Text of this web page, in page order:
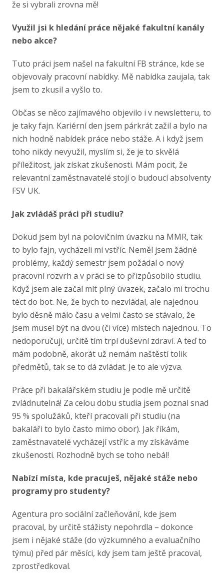
že si vybrali zrovna mě!
Využil jsi k hledání práce nějaké fakultní kanály
nebo akce?
Tuto práci jsem našel na fakultní FB stránce, kde se
objevovaly pracovní nabídky. Mě nabídka zaujala, tak
jsem to zkusil a vyšlo to.
Občas se něco zajímavého objevilo i v newsletteru, to
je taky fajn. Kariérní den jsem párkrát zažil a bylo na
nich hodně nabídek práce nebo stáže. A i když jsem
toho nikdy nevyužil, myslím si, že je to skvělá
příležitost, jak získat zkušenosti. Mám pocit, že
relevantní zaměstnavatelé stojí o budoucí absolventy
FSV UK.
Jak zvládáš práci při studiu?
Dokud jsem byl na polovičním úvazku na MMR, tak
to bylo fajn, vycházeli mi vstříc. Neměl jsem žádné
problémy, každý semestr jsem požádal o nový
pracovní rozvrh a v práci se to přizpůsobilo studiu.
Když jsem ale začal mít plný úvazek, začalo mi trochu
téct do bot. Ne, že bych to nezvládal, ale najednou
bylo děsně málo času a velmi často se stávalo, že
jsem musel být na dvou (či více) místech najednou. To
nedoporučuji, určitě tím trpí duševní zdraví. A teď to
mám podobně, akorát už nemám naštěstí tolik
předmětů, tak se to dá zvládat. Je to ale výzva.
Práce při bakalářském studiu je podle mě určitě
zvládnutelná! Za celou dobu studia jsem poznal snad
95 % spolužáků, kteří pracovali při studiu (na
bakaláři to bylo často mimo obor). Jak říkám,
zaměstnavatelé vycházejí vstříc a my získáváme
zkušenosti. Rozhodně bych se toho nebál!
Nabízí místa, kde pracuješ, nějaké stáže nebo
programy pro studenty?
Agentura pro sociální začleňování, kde jsem
pracoval, by určitě stážisty nepohrdla – dokonce
jsem i nějaké stáže (do výzkumného a evaluačního
týmu) před pár měsíci, kdy jsem tam ještě pracoval,
zprostředkoval.